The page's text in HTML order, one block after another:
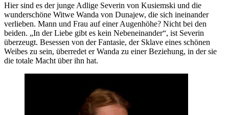
Hier sind es der junge Adlige Severin von Kusiemski und die
wunderschöne Witwe Wanda von Dunajew, die sich ineinander
verlieben. Mann und Frau auf einer Augenhöhe? Nicht bei den
beiden. „In der Liebe gibt es kein Nebeneinander“, ist Severin
überzeugt. Besessen von der Fantasie, der Sklave eines schönen
Weibes zu sein, überredet er Wanda zu einer Beziehung, in der sie
die totale Macht über ihn hat.